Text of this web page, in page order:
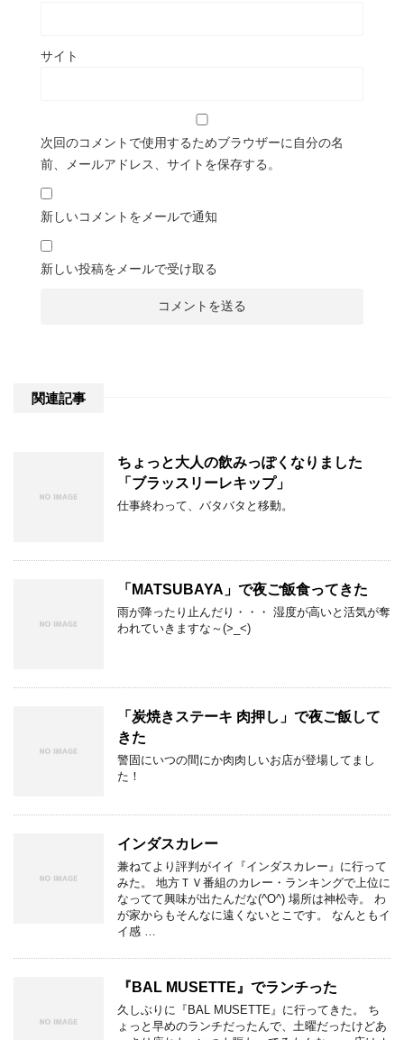
サイト
次回のコメントで使用するためブラウザーに自分の名
前、メールアドレス、サイトを保存する。
新しいコメントをメールで通知
新しい投稿をメールで受け取る
関連記事
ちょっと大人の飲みっぽくなりました
「ブラッスリーレキップ」
仕事終わって、バタバタと移動。
「MATSUBAYA」で夜ご飯食ってきた
雨が降ったり止んだり・・・ 湿度が高いと活気が奪
われていきますな～(>_<)
「炭焼きステーキ 肉押し」で夜ご飯して
きた
警固にいつの間にか肉肉しいお店が登場してまし
た！
インダスカレー
兼ねてより評判がイイ『インダスカレー』に行って
みた。 地方ＴＶ番組のカレー・ランキングで上位に
なってて興味が出たんだな(^O^) 場所は神松寺。 わ
が家からもそんなに遠くないとこです。 なんともイ
イ感 …
『BAL MUSETTE』でランチった
久しぶりに『BAL MUSETTE』に行ってきた。 ち
ょっと早めのランチだったんで、土曜だったけどあ